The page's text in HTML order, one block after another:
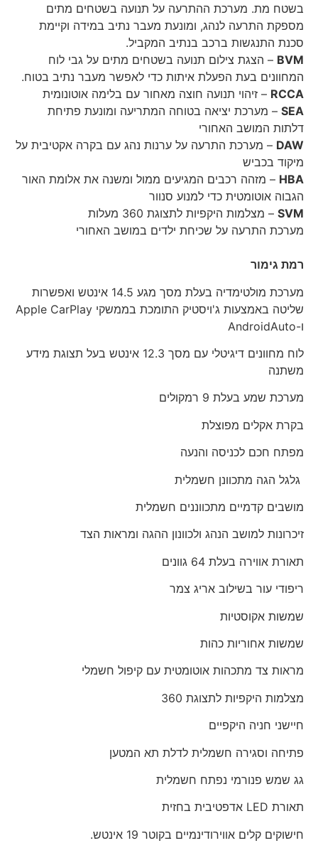
בשטח מת. מערכת ההתרעה על תנועה בשטחים מתים
מספקת התרעה לנהג, ומונעת מעבר נתיב במידה וקיימת
סכנת התנגשות ברכב בנתיב המקביל.
BVM – הצגת צילום תנועה בשטחים מתים על גבי לוח
המחוונים בעת הפעלת איתות כדי לאפשר מעבר נתיב בטוח.
RCCA – זיהוי תנועה חוצה מאחור עם בלימה אוטונומית
SEA – מערכת יציאה בטוחה המתריעה ומונעת פתיחת
דלתות המושב האחורי
DAW – מערכת התרעה על ערנות נהג עם בקרה אקטיבית על
מיקוד בכביש
HBA – מזהה רכבים המגיעים ממול ומשנה את אלומת האור
הגבוה אוטומטית כדי למנוע סנוור
SVM – מצלמות היקפיות לתצוגת 360 מעלות
מערכת התרעה על שכיחת ילדים במושב האחורי
רמת גימור
מערכת מולטימדיה בעלת מסך מגע 14.5 אינטש ואפשרות
שליטה באמצעות ג'ויסטיק התומכת בממשקי Apple CarPlay
ו-AndroidAuto
לוח מחוונים דיגיטלי עם מסך 12.3 אינטש בעל תצוגת מידע
משתנה
מערכת שמע בעלת 9 רמקולים
בקרת אקלים מפוצלת
מפתח חכם לכניסה והנעה
גלגל הגה מתכוונן חשמלית
מושבים קדמיים מתכווננים חשמלית
זיכרונות למושב הנהג ולכוונון ההגה ומראות הצד
תאורת אווירה בעלת 64 גוונים
ריפודי עור בשילוב אריג צמר
שמשות אקוסטיות
שמשות אחוריות כהות
מראות צד מתכהות אוטומטית עם קיפול חשמלי
מצלמות היקפיות לתצוגת 360
חיישני חניה היקפיים
פתיחה וסגירה חשמלית לדלת תא המטען
גג שמש פנורמי נפתח חשמלית
תאורת LED אדפטיבית בחזית
חישוקים קלים אווירודינמיים בקוטר 19 אינטש.